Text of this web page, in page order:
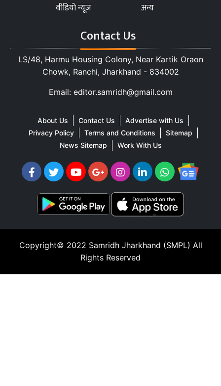
वीडियो न्यूज
अन्य
Contact Us
LS/48, Harmu Housing Colony, Near Kartik Oraon
Chowk, Ranchi, Jharkhand - 834002
Email: editor.samridh@gmail.com
About Us Contact Us
Advertise with Us
Privacy Policy
Terms and Conditions
Sitemap
News Sitemap
Work With Us
Copyright© 2022 Samridh Jharkhand (SMPL) All
Rights Reserved